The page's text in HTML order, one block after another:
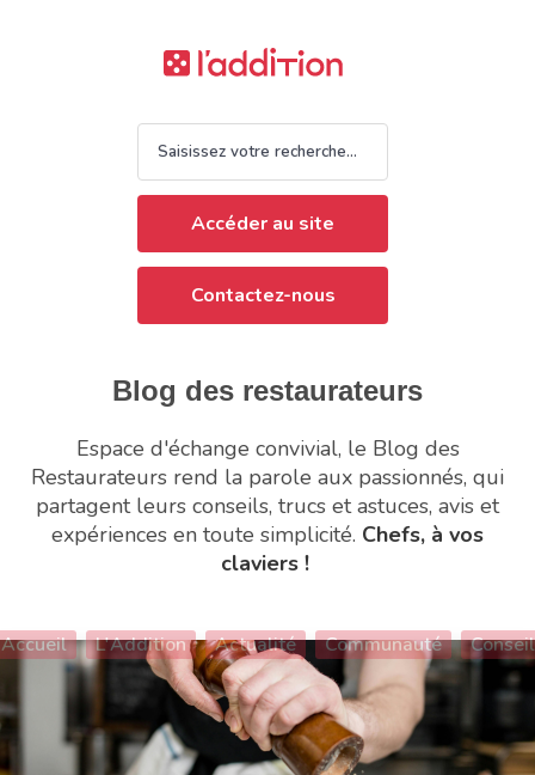
Accéder au site
Contactez-nous
Blog des restaurateurs
Espace d'échange convivial, le Blog des
Restaurateurs rend la parole aux passionnés, qui
partagent leurs conseils, trucs et astuces, avis et
expériences en toute simplicité. Chefs, à vos
claviers !
Accueil L'Addition Actualité Communauté Conseil